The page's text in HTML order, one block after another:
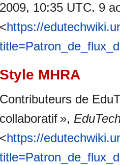
2009, 10:35 UTC. 9
<https://
Style MHRA
Contributeurs de
collaboratif »,
<https://